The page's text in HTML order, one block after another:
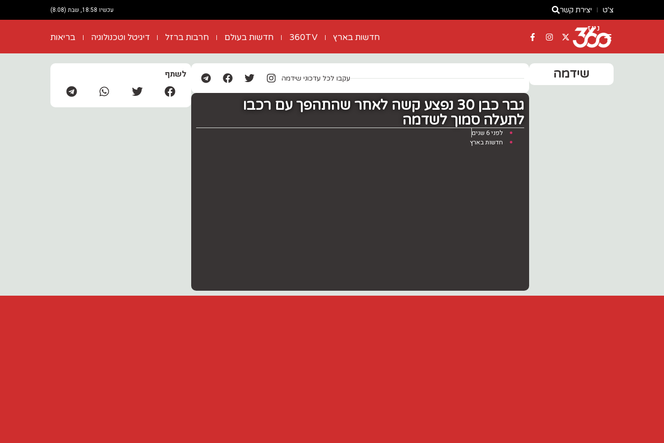
צ'ט יצירת קשר עכשיו 18:58, שבת (8.08)
ניוז
חדשות בארץ 360TV חדשות בעולם חרבות ברזל דיגיטל וטכנולוגיה בריאות
שידמה עקבו לכל עדכוני שידמה
גבר כבן 30 נפצע קשה לאחר שהתהפך עם רכבו
לתעלה סמוך לשדמה
לפני 6 שנים
חדשות בארץ
לשתף